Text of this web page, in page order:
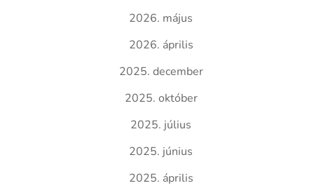
2026. május
2026. április
2025. december
2025. október
2025. július
2025. június
2025. április